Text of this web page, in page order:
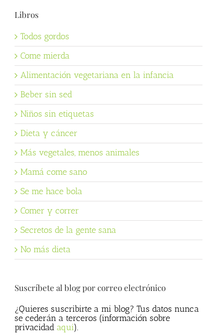
Libros
Todos gordos
Come mierda
Alimentación vegetariana en la infancia
Beber sin sed
Niños sin etiquetas
Dieta y cáncer
Más vegetales, menos animales
Mamá come sano
Se me hace bola
Comer y correr
Secretos de la gente sana
No más dieta
Suscríbete al blog por correo electrónico
¿Quieres suscribirte a mi blog? Tus datos nunca
se cederán a terceros (información sobre
privacidad aqui).